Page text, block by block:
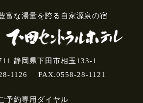
富な湯量を誇る自家源泉の宿
静岡県下田市相玉133-1
1126
FAX.0558-28-1121
予約専用ダイヤル